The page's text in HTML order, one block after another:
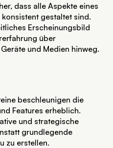
dass alle Aspekte eines
gestaltet sind.
Erscheinungsbild
über
und Medien hinweg.
beschleunigen die
Features erheblich.
und strategische
grundlegende
zu erstellen.